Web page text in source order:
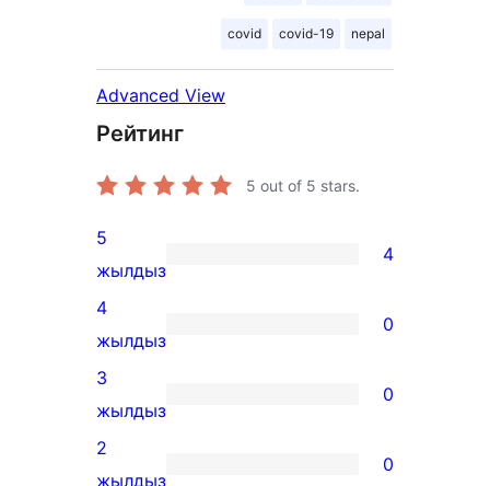
covid covid-19 nepal
Advanced View
Рейтинг
5 out of 5 stars.
4
5-
star
reviews
5
жылдыз
4
0
4-
star
reviews
4
жылдыз
0
0
3-
star
3
жылдыз
0
0
2
жылдыз
0